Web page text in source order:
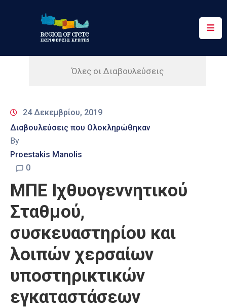
Περιφέρεια
Δράσεις
Ψηφιακές
Υπηρεσίες
Επικοινωνία
Όλες οι Διαβουλεύσεις
24 Δεκεμβρίου, 2019
Διαβουλεύσεις που Ολοκληρώθηκαν
By
Proestakis Manolis
0
ΜΠΕ Ιχθυογεννητικού
Σταθμού,
συσκευαστηρίου και
λοιπών χερσαίων
υποστηρικτικών
εγκαταστάσεων